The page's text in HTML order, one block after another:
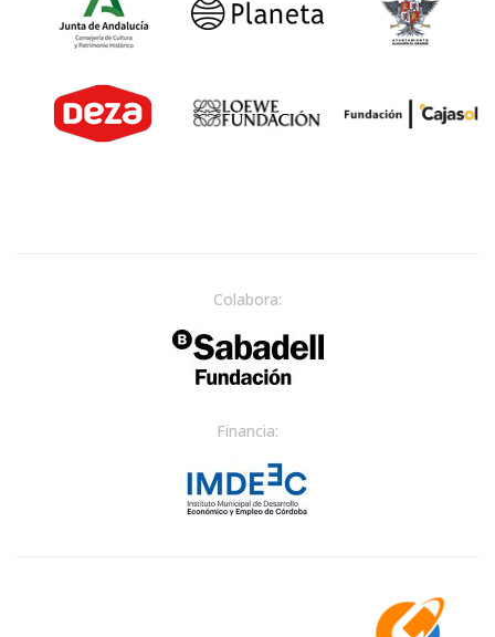
Colabora:
Financia: